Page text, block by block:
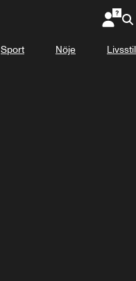
Sport Nöje Livsstil